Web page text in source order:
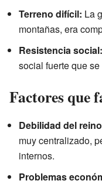
Terreno difícil: La
montañas, era
Resistencia social:
social fuerte que
Factores que
Debilidad del
muy centralizado,
internos.
Problemas